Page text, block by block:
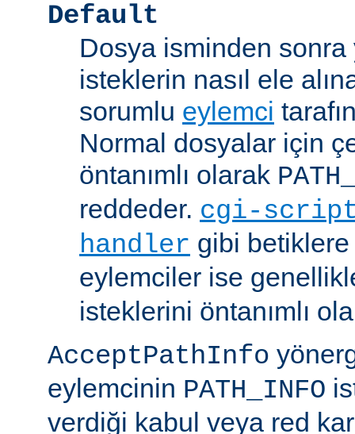
Default
Dosya isminden
isteklerin nasıl ele
sorumlu eylemci
Normal dosyalar için
öntanımlı olarak
reddeder. cgi-
handler gibi
eylemciler ise
isteklerini öntanımlı
AcceptPathInfo
eylemcinin PATH_INFO
verdiği kabul veya red